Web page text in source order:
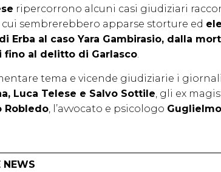
ripercorrono alcuni casi giudiziari
cui sembrerebbero apparse storture ed
Erba al caso Yara Gambirasio, dalla
fino al delitto di Garlasco
tema e vicende giudiziarie i
Luca Telese e Salvo Sottile , gli ex
Robledo , l’avvocato e psicologo
NEWS